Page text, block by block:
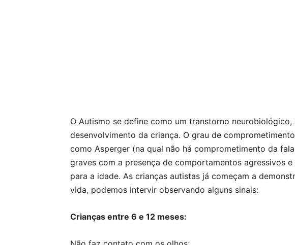
O Autismo se define como um transtorno neurobiológico,
desenvolvimento da criança. O grau de
como Asperger (na qual não há comprometimento da
graves com a presença de comportamentos agressivos
para a idade. As crianças autistas já começam a
vida, podemos intervir observando alguns sinais:
Crianças entre 6 e 12 meses: